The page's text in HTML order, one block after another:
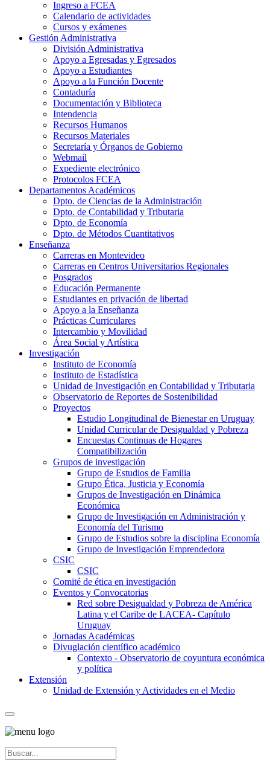
Ingreso a FCEA
Calendario de actividades
Cursos y exámenes
Gestión Administrativa
División Administrativa
Apoyo a Egresadas y Egresados
Apoyo a Estudiantes
Apoyo a la Función Docente
Contaduría
Documentación y Biblioteca
Intendencia
Recursos Humanos
Recursos Materiales
Secretaría y Órganos de Gobierno
Webmail
Expediente electrónico
Protocolos FCEA
Departamentos Académicos
Dpto. de Ciencias de la Administración
Dpto. de Contabilidad y Tributaria
Dpto. de Economía
Dpto. de Métodos Cuantitativos
Enseñanza
Carreras en Montevideo
Carreras en Centros Universitarios Regionales
Posgrados
Educación Permanente
Estudiantes en privación de libertad
Apoyo a la Enseñanza
Prácticas Curriculares
Intercambio y Movilidad
Área Social y Artística
Investigación
Instituto de Economía
Instituto de Estadística
Unidad de Investigación en Contabilidad y Tributaria
Observatorio de Reportes de Sostenibilidad
Proyectos
Estudio Longitudinal de Bienestar en Uruguay
Unidad Curricular de Desigualdad y Pobreza
Encuestas Continuas de Hogares
Compatibilización
Grupos de investigación
Grupo de Estudios de Familia
Grupo Ética, Justicia y Economía
Grupos de Investigación en Dinámica
Económica
Grupo de Investigación en Administración y
Economía del Turismo
Grupo de Estudios sobre la disciplina Economía
Grupo de Investigación Emprendedora
CSIC
CSIC
Comité de ética en investigación
Eventos y Convocatorias
Red sobre Desigualdad y Pobreza de América
Latina y el Caribe de LACEA- Capítulo
Uruguay
Jornadas Académicas
Divuglación científico académico
Contexto - Observatorio de coyuntura económica
y política
Extensión
Unidad de Extensión y Actividades en el Medio